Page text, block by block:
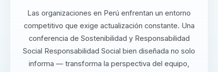
Las organizaciones en Perú enfrentan un entorno
competitivo que exige actualización constante. Una
conferencia de Sostenibilidad y Responsabilidad
Social Responsabilidad Social bien diseñada no solo
informa — transforma la perspectiva del equipo,